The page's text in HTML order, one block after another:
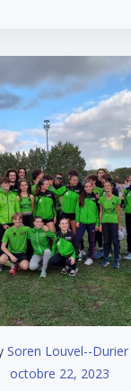
Soren Louvel--Durier
octobre 22, 2023